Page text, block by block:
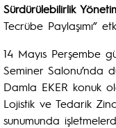
Sürdürülebilirlik
Tecrübe Paylaşımı”
14 Mayıs Perşembe
Seminer Salonu’nda
Damla EKER konuk
Lojistik ve Tedarik
sunumunda